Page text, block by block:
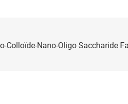
Nano-Oligo Saccharide